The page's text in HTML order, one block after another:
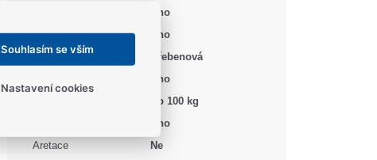
Ano
Tlumení otevírání
Ano
Technologie
Hřebenová
Ano
Do 100 kg
Ano
Aretace
Ne
Souhlasím se vším
Nastavení cookies